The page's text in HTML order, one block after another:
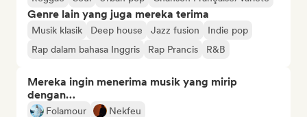
Genre lain yang juga mereka terima
Musik klasik Deep house Jazz fusion
Indie pop
Rap dalam bahasa Inggris
Rap Prancis R&B
Mereka ingin menerima musik yang mirip
dengan…
Folamour Nekfeu